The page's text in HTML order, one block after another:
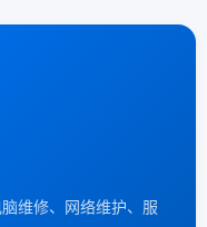
维修、网络维护、服